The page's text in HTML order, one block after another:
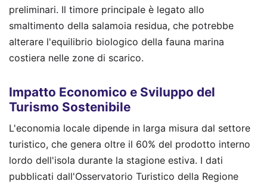
preliminari. Il timore principale è legato allo
smaltimento della salamoia residua, che potrebbe
alterare l'equilibrio biologico della fauna marina
costiera nelle zone di scarico.
Impatto Economico e Sviluppo del
Turismo Sostenibile
L'economia locale dipende in larga misura dal settore
turistico, che genera oltre il 60% del prodotto interno
lordo dell'isola durante la stagione estiva. I dati
pubblicati dall'Osservatorio Turistico della Regione